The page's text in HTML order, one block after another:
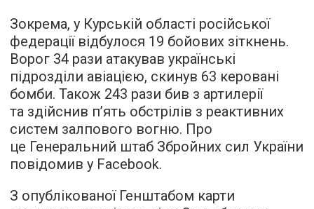
Зокрема, у Курській області російської
федерації відбулося 19 бойових зіткнень.
Ворог 34 рази атакував українські
підрозділи авіацією, скинув 63 керовані
бомби. Також 243 рази бив з артилерії
та здійснив п’ять обстрілів з реактивних
систем залпового вогню. Про
це Генеральний штаб Збройних сил України
повідомив у Facebook.
З опублікованої Генштабом карти